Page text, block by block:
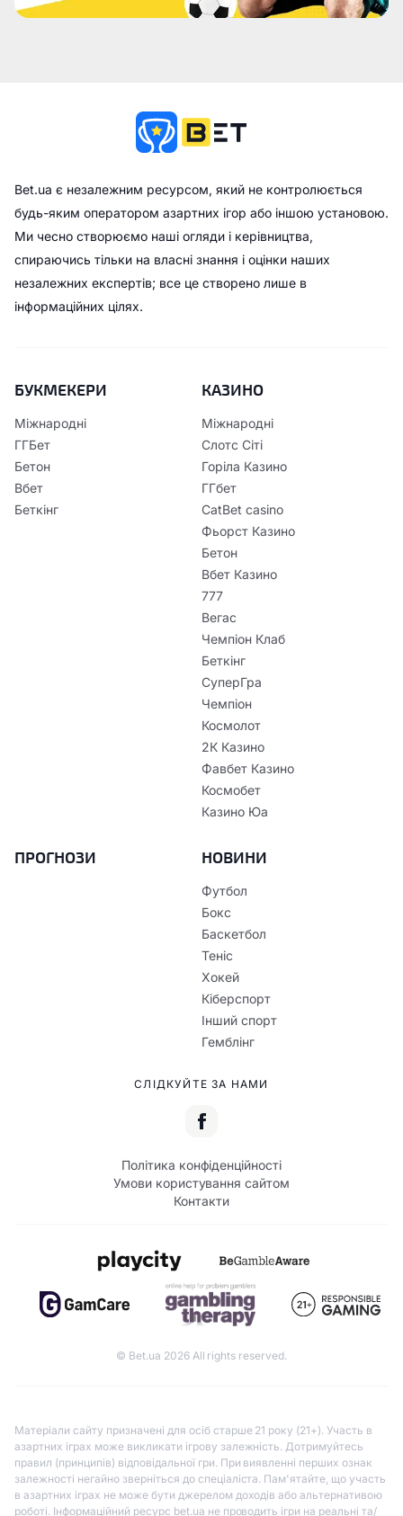
Bet.ua є незалежним ресурсом, який не контролюється
будь-яким оператором азартних ігор або іншою установою.
Ми чесно створюємо наші огляди і керівництва,
спираючись тільки на власні знання і оцінки наших
незалежних експертів; все це створено лише в
інформаційних цілях.
БУКМЕКЕРИ
Міжнародні
ГГБет
Бетон
Вбет
Беткінг
КАЗИНО
Міжнародні
Слотс Сіті
Горіла Казино
ГГбет
CatBet casino
Фьорст Казино
Бетон
Вбет Казино
777
Вегас
Чемпіон Клаб
Беткінг
СуперГра
Чемпіон
Космолот
2К Казино
Фавбет Казино
Космобет
Казино Юа
ПРОГНОЗИ НОВИНИ
Футбол
Бокс
Баскетбол
Теніс
Хокей
Кіберспорт
Інший спорт
Гемблінг
СЛІДКУЙТЕ ЗА НАМИ
Політика конфіденційності
Умови користування сайтом
Контакти
© Bet.ua 2026 All rights reserved.
Матеріали сайту призначені для осіб старше 21 року (21+). Участь в
азартних іграх може викликати ігрову залежність. Дотримуйтесь
правил (принципів) відповідальної гри. При виявленні перших ознак
залежності негайно зверніться до спеціаліста. Пам'ятайте, що участь
в азартних іграх не може бути джерелом доходів або альтернативою
роботі. Інформаційний ресурс bet.ua не проводить ігри на реальні та/